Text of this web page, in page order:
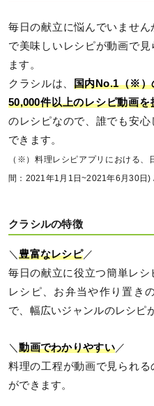
毎日の献立に悩んでいませ
で美味しいレシピが動画で
ます。
クラシルは、 国内No.1（※）
50,000件以上のレシピ動画を
のレシピなので、誰でも安
できます。
（※）料理レシピアプリにおける
間：2021年1月1日~2021年6月30日)
クラシルの特徴
＼豊富なレシピ／
毎日の献立に役立つ簡単レ
レシピ、お弁当や作り置き
で、幅広いジャンルのレシピ
＼動画でわかりやすい／
料理の工程が動画で見られ
ができます。